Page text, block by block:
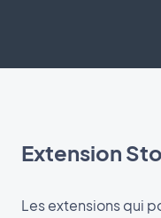
Extension
Les extensions qui